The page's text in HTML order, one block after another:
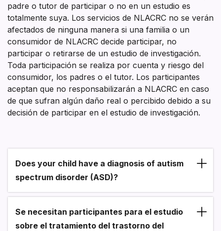
padre o tutor de participar o no en un estudio es
totalmente suya. Los servicios de NLACRC no se verán
afectados de ninguna manera si una familia o un
consumidor de NLACRC decide participar, no
participar o retirarse de un estudio de investigación.
Toda participación se realiza por cuenta y riesgo del
consumidor, los padres o el tutor. Los participantes
aceptan que no responsabilizarán a NLACRC en caso
de que sufran algún daño real o percibido debido a su
decisión de participar en el estudio de investigación.
Section heading
Does your child have a diagnosis of autism
spectrum disorder (ASD)?
Se necesitan participantes para el estudio
sobre el tratamiento del trastorno del